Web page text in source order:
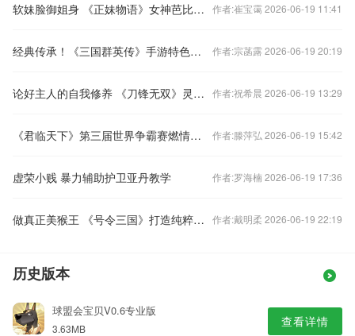
软妹脸御姐身 《正妹物语》女神芭比满分！ 作者:崔宝霭 2026-06-19 11:41
经典传承！《三国群英传》手游特色系统曝光 作者:宗菡露 2026-06-19 20:19
论好主人的自我修养 《刀锋无双》灵宠乐园首曝 作者:祝希晨 2026-06-19 13:29
《君临天下》第三届世界争霸赛燃情开战 作者:滕萍弘 2026-06-19 15:42
虚荣小贱 暴力辅助护卫亚丹教学 作者:罗海楠 2026-06-19 17:36
做真正美猴王 《号令三国》打造纯粹国风策略卡牌 作者:戴明柔 2026-06-19 22:19
历史版本
球盟会宝贝V0.6专业版
3.63MB 查看详情